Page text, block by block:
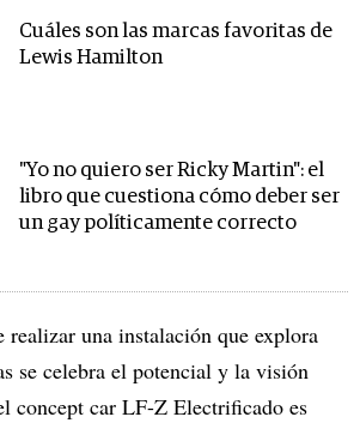
Cuáles son las marcas favoritas de
Lewis Hamilton
"Yo no quiero ser Ricky Martin": el
libro que cuestiona cómo deber ser
un gay políticamente correcto
realizar una instalación que explora
se celebra el potencial y la visión
concept car LF-Z Electrificado es